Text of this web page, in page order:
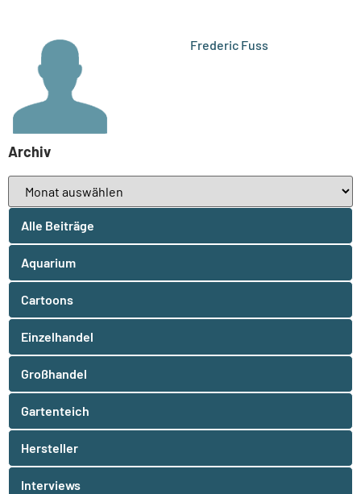
Frederic Fuss
Archiv
Alle Beiträge
Aquarium
Cartoons
Einzelhandel
Großhandel
Gartenteich
Hersteller
Interviews